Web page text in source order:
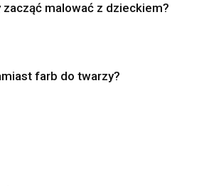
zacząć malować z dzieckiem?
farb do twarzy?